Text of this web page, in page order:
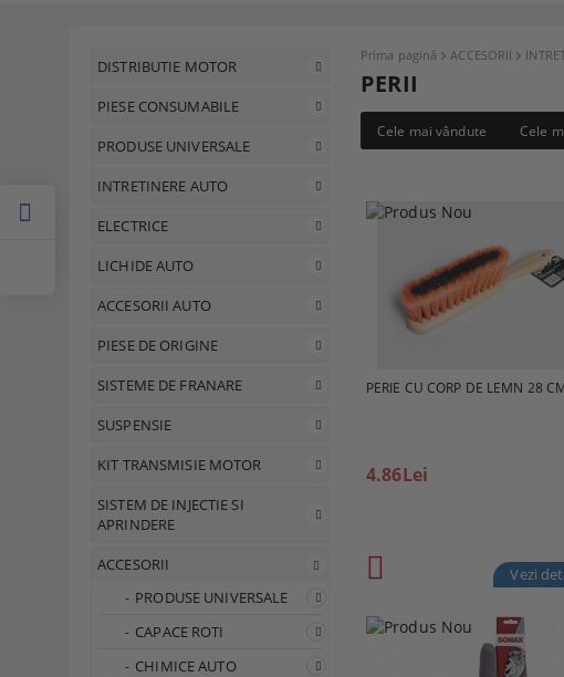
DISTRIBUTIE MOTOR
PIESE CONSUMABILE
PRODUSE UNIVERSALE
INTRETINERE AUTO
ELECTRICE
LICHIDE AUTO
ACCESORII AUTO
PIESE DE ORIGINE
SISTEME DE FRANARE
SUSPENSIE
KIT TRANSMISIE MOTOR
SISTEM DE INJECTIE SI
APRINDERE
ACCESORII
PRODUSE UNIVERSALE
CAPACE ROTI
CHIMICE AUTO
Prima pagină ACCESORII
PERII
Cele mai vândute Cele
PERIE CU CORP DE LEMN 28
4.86Lei
Vezi